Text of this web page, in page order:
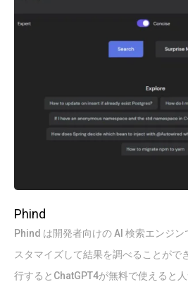
Phind
Phind は開発者向けの AI 検索エンジ
スタマイズして結果を調べることがで
行するとChatGPT4が無料で使えると人